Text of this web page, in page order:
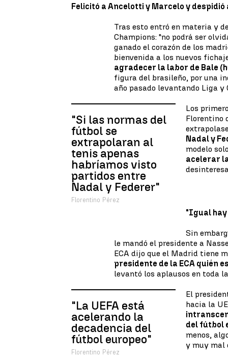
Felicitó a Ancelotti y Marcelo y despidió
Tras esto entró en materia y
Champions: "no podrá ser
ganado el corazón de los
bienvenida a los nuevos
agradecer la labor de Bale
figura del brasileño, por una
año pasado levantando Liga y
"Si las normas del
fútbol se
extrapolaran al
tenis apenas
habríamos visto
partidos entre
Nadal y Federer"
Florentino Pérez
Los
Florentino
Nadal y
modelo
acelerar
"Igual hay
Sin
le mandó el presidente a
ECA dijo que el Madrid tiene
presidente de la ECA quién
levantó los aplausos en toda
"La UEFA está
acelerando la
decadencia del
fútbol europeo"
Florentino Pérez
El
hacia la
del fútbol
menos,
y muy mal